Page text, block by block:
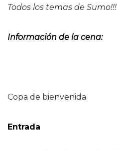
Todos los temas de Sumo!!!
Información de la cena:
Copa de bienvenida
Entrada